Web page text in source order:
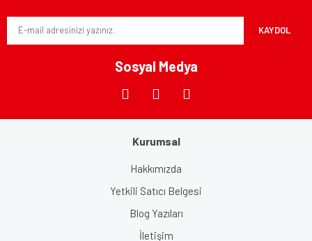
Ürün fiyatı diğer sitelerden daha pahalı.
KAYDOL
Sosyal Medya
Kurumsal
Hakkımızda
Yetkili Satıcı Belgesi
Blog Yazıları
İletişim